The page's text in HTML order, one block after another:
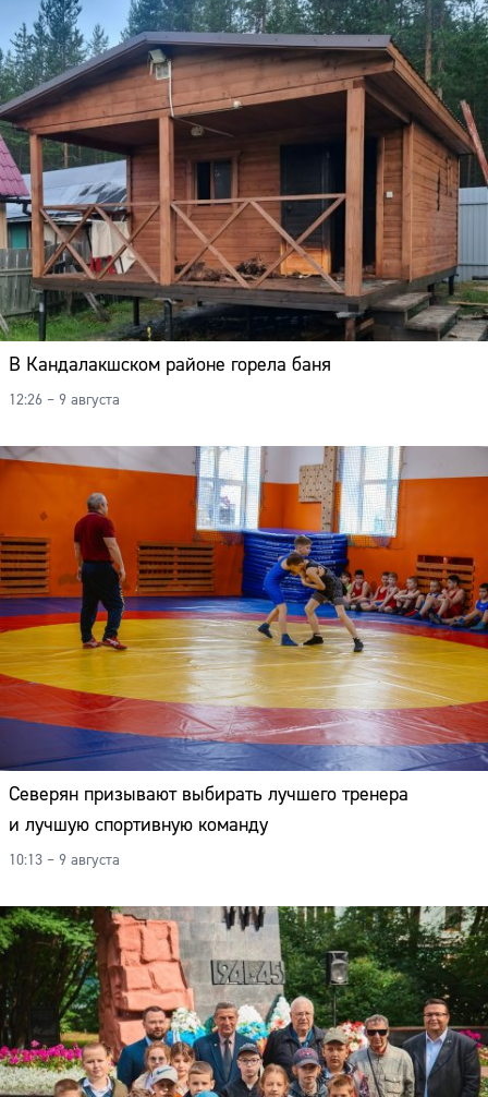
В Кандалакшском районе горела баня
12:26 – 9 августа
Северян призывают выбирать лучшего тренера
и лучшую спортивную команду
10:13 – 9 августа
Сайт: